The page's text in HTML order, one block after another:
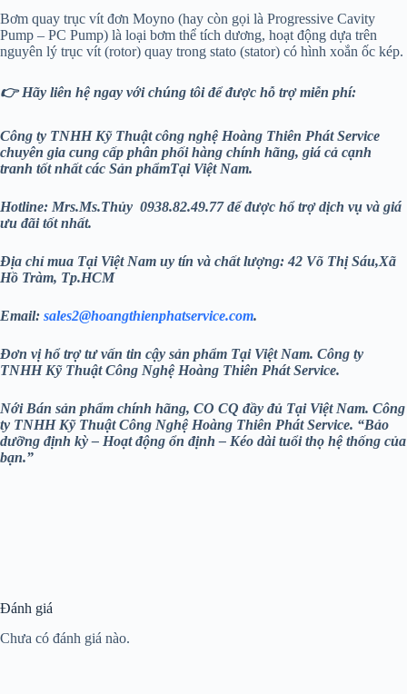
Bơm quay trục vít đơn Moyno (hay còn gọi là Progressive Cavity
Pump – PC Pump) là loại bơm thể tích dương, hoạt động dựa trên
nguyên lý trục vít (rotor) quay trong stato (stator) có hình xoắn ốc kép.
👉 Hãy liên hệ ngay với chúng tôi để được hỗ trợ miễn phí:
Công ty TNHH Kỹ Thuật công nghệ Hoàng Thiên PhátService
chuyên gia cung cấp phân phối hàng chính hãng, giá cả cạnh
tranh tốt nhất các Sản phẩmTại Việt Nam.
Hotline: Mrs.Ms.Thủy 0938.82.49.77 để được hổ trợ dịch vụ và giá
ưu đãi tốt nhất.
Địa chỉ mua Tại Việt Nam uy tín và chất lượng: 42 Võ Thị Sáu,Xã
Hồ Tràm, Tp.HCM
Email: sales2@hoangthienphatservice.com.
Đơn vị hổ trợ tư vấn tin cậy sản phẩm Tại Việt Nam. Công ty
TNHH Kỹ Thuật Công Nghệ Hoàng Thiên PhátService.
Nới Bán sản phẩm chính hãng, CO CQ đầy đủ Tại Việt Nam. Công
ty TNHH Kỹ Thuật Công Nghệ Hoàng Thiên PhátService. “Bảo
dưỡng định kỳ – Hoạt động ổn định – Kéo dài tuổi thọ hệ thống của
bạn.”
Đánh giá
Chưa có đánh giá nào.